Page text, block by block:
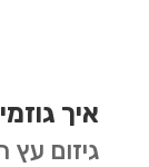
איך
גיזום עץ